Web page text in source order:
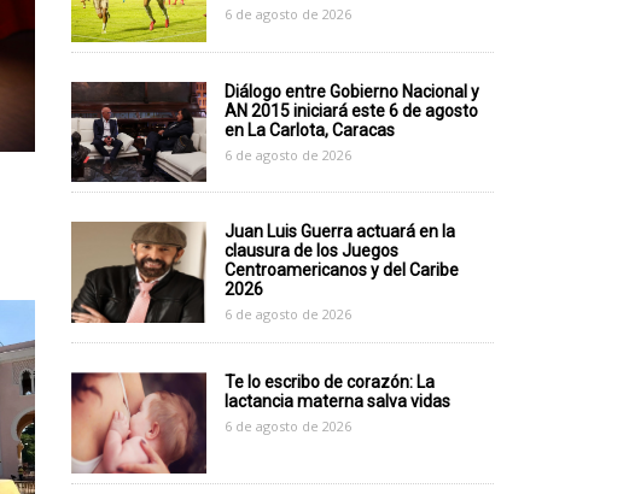
6 de agosto de 2026
Diálogo entre Gobierno Nacional y
AN 2015 iniciará este 6 de agosto
en La Carlota, Caracas
6 de agosto de 2026
Juan Luis Guerra actuará en la
clausura de los Juegos
Centroamericanos y del Caribe
2026
6 de agosto de 2026
Te lo escribo de corazón: La
lactancia materna salva vidas
6 de agosto de 2026